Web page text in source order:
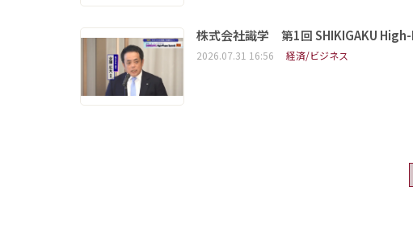
株式会社識学 第1回 SHIKIGAKU
2026.07.31 16:56 経済/ビジネス